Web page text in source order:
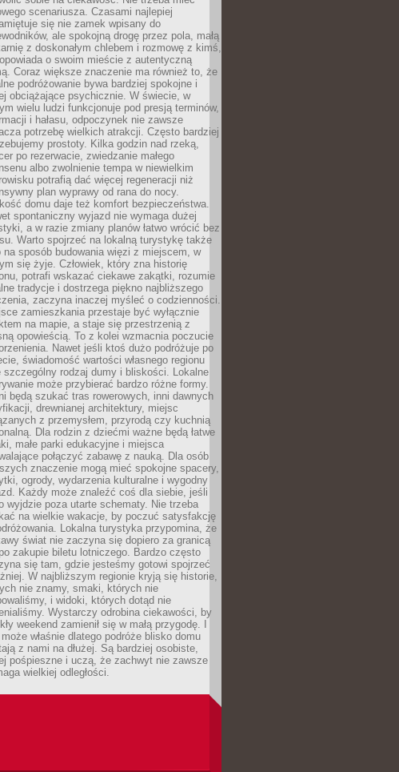
scenariusza. Czasami najlepiej
się nie zamek wpisany do
ale spokojną drogę przez pola, małą
z doskonałym chlebem i rozmowę z kimś,
o swoim mieście z autentyczną
Coraz większe znaczenie ma również to, że
podróżowanie bywa bardziej spokojne i
obciążające psychicznie. W świecie, w
wielu ludzi funkcjonuje pod presją terminów,
i hałasu, odpoczynek nie zawsze
potrzebę wielkich atrakcji. Często bardziej
prostoty. Kilka godzin nad rzeką,
po rezerwacie, zwiedzanie małego
albo zwolnienie tempa w niewielkim
potrafią dać więcej regeneracji niż
plan wyprawy od rana do nocy.
domu daje też komfort bezpieczeństwa.
spontaniczny wyjazd nie wymaga dużej
a w razie zmiany planów łatwo wrócić bez
Warto spojrzeć na lokalną turystykę także
na sposób budowania więzi z miejscem, w
się żyje. Człowiek, który zna historię
potrafi wskazać ciekawe zakątki, rozumie
tradycje i dostrzega piękno najbliższego
zaczyna inaczej myśleć o codzienności.
zamieszkania przestaje być wyłącznie
na mapie, a staje się przestrzenią z
opowieścią. To z kolei wzmacnia poczucie
Nawet jeśli ktoś dużo podróżuje po
świadomość wartości własnego regionu
szczególny rodzaj dumy i bliskości. Lokalne
może przybierać bardzo różne formy.
będą szukać tras rowerowych, inni dawnych
drewnianej architektury, miejsc
z przemysłem, przyrodą czy kuchnią
Dla rodzin z dziećmi ważne będą łatwe
małe parki edukacyjne i miejsca
połączyć zabawę z nauką. Dla osób
znaczenie mogą mieć spokojne spacery,
ogrody, wydarzenia kulturalne i wygodny
Każdy może znaleźć coś dla siebie, jeśli
wyjdzie poza utarte schematy. Nie trzeba
na wielkie wakacje, by poczuć satysfakcję
Lokalna turystyka przypomina, że
świat nie zaczyna się dopiero za granicą
zakupie biletu lotniczego. Bardzo często
się tam, gdzie jesteśmy gotowi spojrzeć
W najbliższym regionie kryją się historie,
nie znamy, smaki, których nie
i widoki, których dotąd nie
Wystarczy odrobina ciekawości, by
weekend zamienił się w małą przygodę. I
właśnie dlatego podróże blisko domu
z nami na dłużej. Są bardziej osobiste,
pośpieszne i uczą, że zachwyt nie zawsze
wielkiej odległości.